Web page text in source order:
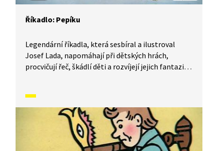
Říkadlo: Pepíku
Legendární říkadla, která sesbíral a ilustroval
Josef Lada, napomáhají při dětských hrách,
procvičují řeč, škádlí děti a rozvíjejí jejich fantazii.